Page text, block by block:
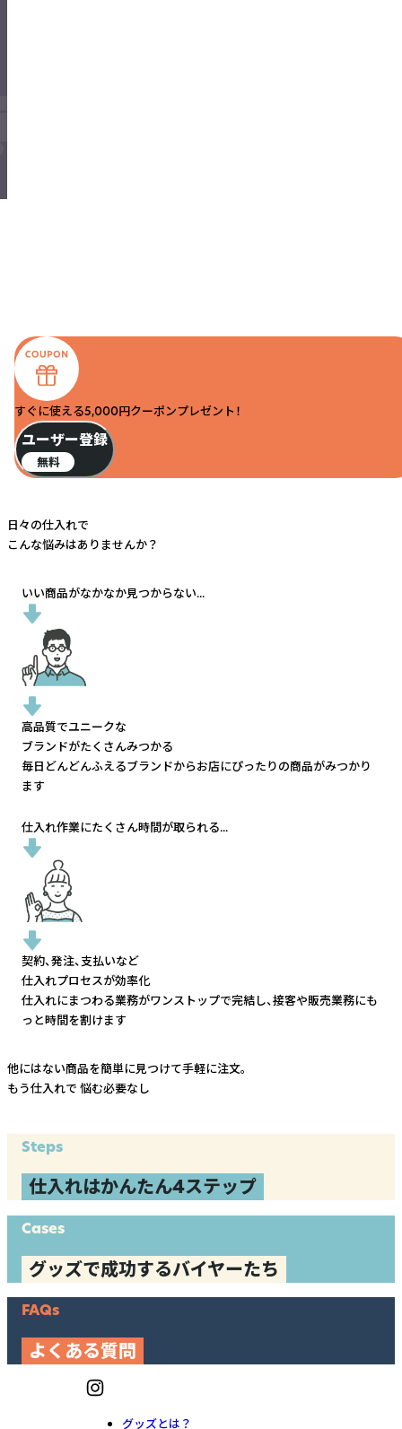
すぐに使える5,000円クーポンプレゼント！
ユーザー登録
無料
日々の仕入れで
こんな悩みはありませんか？
いい商品がなかなか見つからない...
高品質でユニークな
ブランドがたくさんみつかる
毎日どんどんふえるブランドからお店にぴったりの商品がみつかり
ます
仕入れ作業にたくさん時間が取られる...
契約、発注、支払いなど
仕入れプロセスが効率化
仕入れにまつわる業務がワンストップで完結し、接客や販売業務にも
っと時間を割けます
他にはない商品を簡単に見つけて手軽に注文。
もう仕入れで 悩む必要なし
Steps
仕入れはかんたん4ステップ
Cases
グッズで成功するバイヤーたち
FAQs
よくある質問
グッズとは？